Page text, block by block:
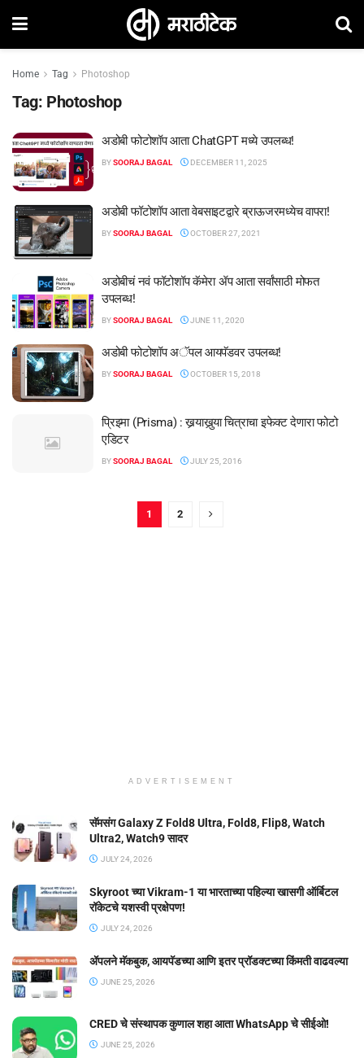
Home Tag Photoshop
Tag: Photoshop
अडोबी फोटोशॉप आता ChatGPT मध्ये उपलब्ध!
BYSOORAJ BAGAL DECEMBER 11, 2025
अडोबी फॉटोशॉप आता वेबसाइटद्वारे ब्राऊजरमध्येच वापरा!
BYSOORAJ BAGAL OCTOBER 27, 2021
अडोबीचं नवं फॉटोशॉप कॅमेरा ॲप आता सर्वांसाठी मोफत
उपलब्ध!
BYSOORAJ BAGAL JUNE 11, 2020
अडोबी फोटोशॉप अॅपल आयपॅडवर उपलब्ध!
BYSOORAJ BAGAL OCTOBER 15, 2018
प्रिझ्मा (Prisma) : खर्‍याखुर्‍या चित्राचा इफेक्ट देणारा फोटो
एडिटर
BYSOORAJ BAGAL JULY 25, 2016
1 2
ADVERTISEMENT
सॅमसंग Galaxy Z Fold8 Ultra, Fold8, Flip8, Watch
Ultra2, Watch9 सादर
JULY 24, 2026
Skyroot च्या Vikram-1 या भारताच्या पहिल्या खासगी ऑर्बिटल
रॉकेटचे यशस्वी प्रक्षेपण!
JULY 24, 2026
ॲपलने मॅकबुक, आयपॅडच्या आणि इतर प्रॉडक्टच्या किंमती वाढवल्या
JUNE 25, 2026
CRED चे संस्थापक कुणाल शहा आता WhatsApp चे सीईओ!
JUNE 25, 2026